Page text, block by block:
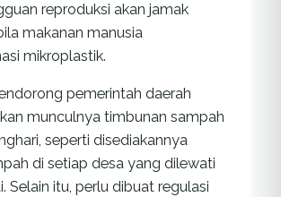
reproduksi akan jamak
makanan manusia
mikroplastik.
pemerintah daerah
munculnya timbunan sampah
seperti disediakannya
di setiap desa yang dilewati
Selain itu, perlu dibuat regulasi